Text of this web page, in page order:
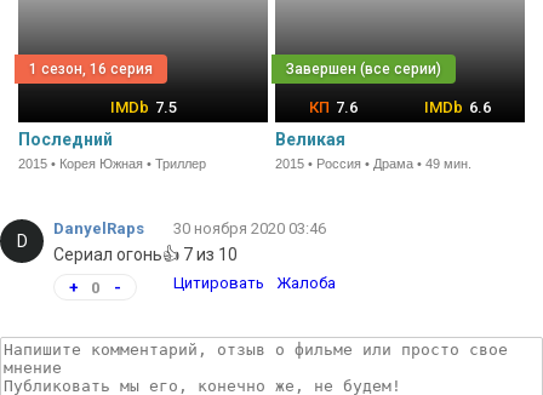
1 сезон, 16 серия
7.5
Последний
2015 • Корея Южная • Триллер
7.6 6.6
Великая
2015 • Россия • Драма • 49 мин.
D
DanyelRaps 30 ноября 2020 03:46
Сериал огонь👍 7 из 10
+ 0 - Цитировать Жалоба